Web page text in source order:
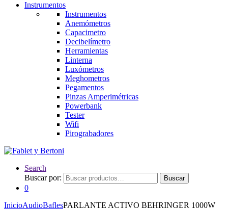
Instrumentos
Instrumentos
Anemómetros
Capacimetro
Decibelímetro
Herramientas
Linterna
Luxómetros
Meghometros
Pegamentos
Pinzas Amperimétricas
Powerbank
Tester
Wifi
Pirograbadores
Search
Buscar por:
Buscar
0
InicioAudioBaflesPARLANTE ACTIVO BEHRINGER 1000W